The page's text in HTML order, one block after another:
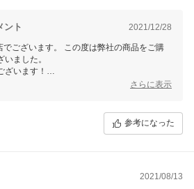
ント 2021/12/28
ございます。 この度は弊社の商品をご購
ました。
ざいます！
ご実感いただけるかと存じます。
さらに表示
参考になった
2021/08/13